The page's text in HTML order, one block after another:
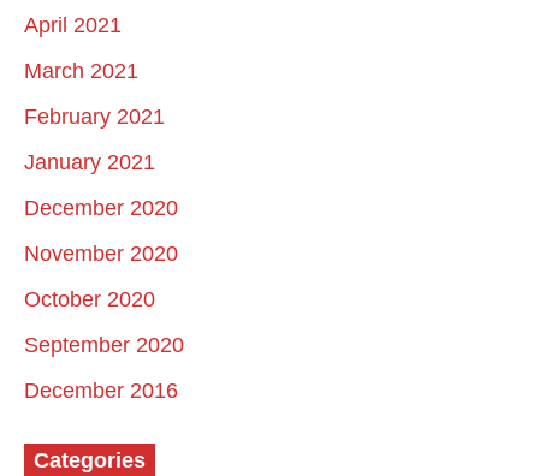
April 2021
March 2021
February 2021
January 2021
December 2020
November 2020
October 2020
September 2020
December 2016
Categories